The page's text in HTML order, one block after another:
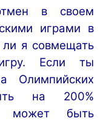
в
своем
играми
в
ли я совмещать
. Если
ты
Олимпийских
на 200%
может
быть